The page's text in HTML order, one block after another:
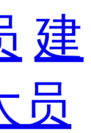
建
员